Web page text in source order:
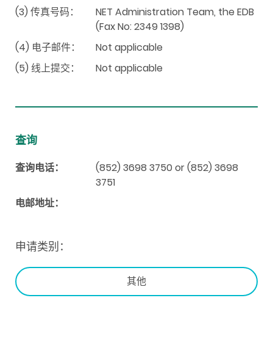
(3) 传真号码：
NET Administration Team, the EDB
(Fax No: 2349 1398)
(4) 电子邮件：
Not applicable
(5) 线上提交：
Not applicable
查询
查询电话：
(852) 3698 3750 or (852) 3698
3751
电邮地址：
申请类别：
其他